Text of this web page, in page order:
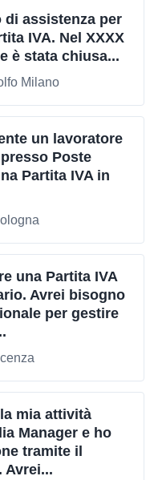
assistenza per
IVA. Nel XXXX
è stata chiusa...
Milano
un lavoratore
Poste
Partita IVA in
una Partita IVA
Avrei bisogno
per gestire
mia attività
Manager e ho
tramite il
Avrei...